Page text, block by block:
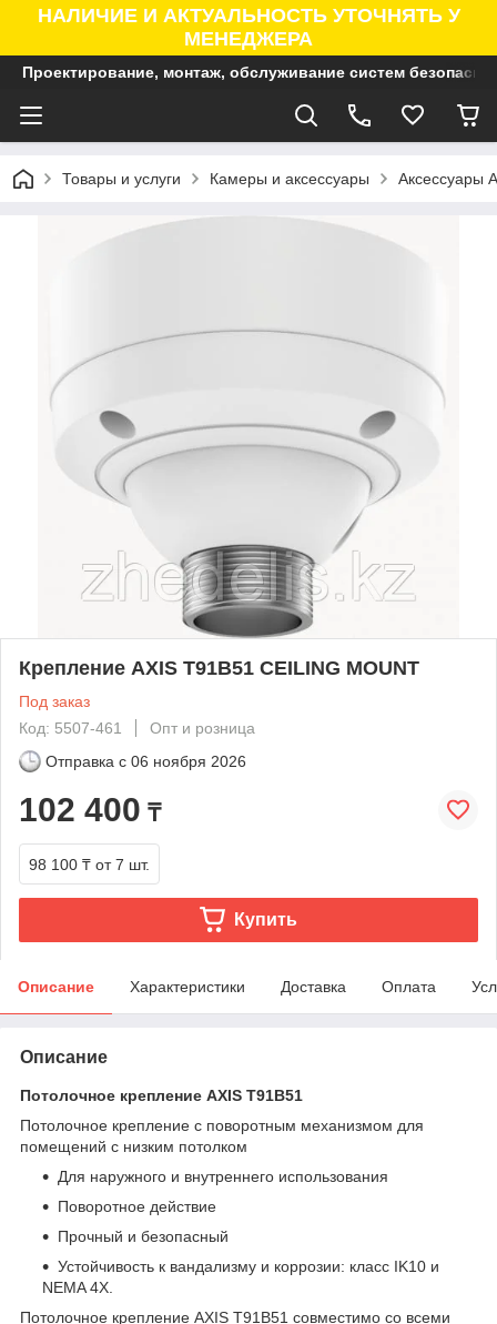
НАЛИЧИЕ И АКТУАЛЬНОСТЬ УТОЧНЯТЬ У
МЕНЕДЖЕРА
Проектирование, монтаж, обслуживание систем
Товары и услуги Камеры и аксессуары Аксессуары
Крепление AXIS T91B51 CEILING MOUNT
Под заказ
Код: 5507-461
Опт и розница
Отправка с 06 ноября 2026
102 400 ₸
98 100 ₸ от 7 шт.
Купить
Описание Характеристики Доставка Оплата
Описание
Потолочное крепление AXIS T91B51
Потолочное крепление с поворотным механизмом для
помещений с низким потолком
Для наружного и внутреннего использования
Поворотное действие
Прочный и безопасный
Устойчивость к вандализму и коррозии: класс IK10 и
NEMA 4X.
Потолочное крепление AXIS T91B51 совместимо со всеми